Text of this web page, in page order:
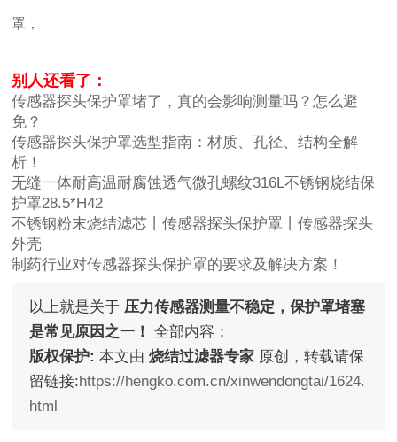
罩，
别人还看了：
传感器探头保护罩堵了，真的会影响测量吗？怎么避
免？
传感器探头保护罩选型指南：材质、孔径、结构全解
析！
无缝一体耐高温耐腐蚀透气微孔螺纹316L不锈钢烧结保
护罩28.5*H42
不锈钢粉末烧结滤芯丨传感器探头保护罩丨传感器探头
外壳
制药行业对传感器探头保护罩的要求及解决方案！
以上就是关于 压力传感器测量不稳定，保护罩堵塞
是常见原因之一！
全部内容；
版权保护:本文由烧结过滤器专家 原创，转载请保
留链接:https://hengko.com.cn/xinwendongtai/1624.
html